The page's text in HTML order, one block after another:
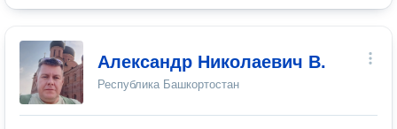
Александр Николаевич В.
Республика Башкортостан